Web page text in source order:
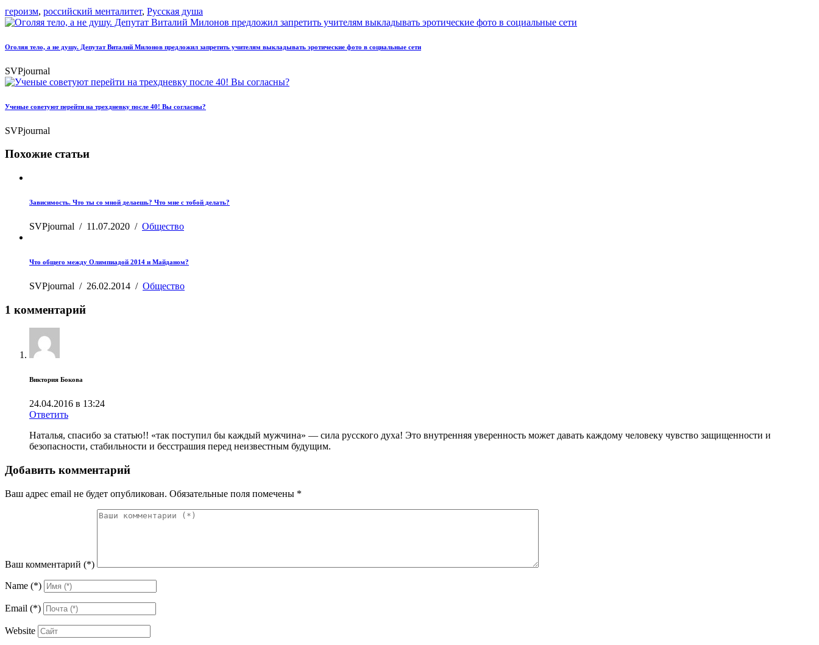
героизм, российский менталитет, Русская душа
Оголяя тело, а не душу. Депутат Виталий Милонов предложил запретить учителям выкладывать эротические фото в социальные сети
SVPjournal
Ученые советуют перейти на трехдневку после 40! Вы согласны?
SVPjournal
Похожие статьи
Зависимость. Что ты со мной делаешь? Что мне с тобой делать?
SVPjournal / 11.07.2020 / Общество
Что общего между Олимпиадой 2014 и Майданом?
SVPjournal / 26.02.2014 / Общество
1 комментарий
Виктория Бокова
24.04.2016 в 13:24
Ответить
Наталья, спасибо за статью!! «так поступил бы каждый мужчина» — сила русского духа! Это внутренняя уверенность может давать каждому человеку чувство защищенности и
безопасности, стабильности и бесстрашия перед неизвестным будущим.
Добавить комментарий
Ваш адрес email не будет опубликован. Обязательные поля помечены *
Ваш комментарий (*)
Name (*)
Email (*)
Website